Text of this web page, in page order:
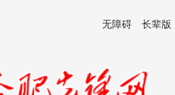
无障碍 长辈版